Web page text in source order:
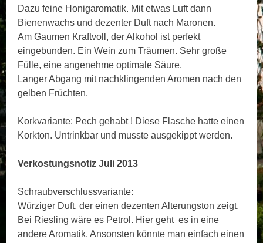
Dazu feine Honigaromatik. Mit etwas Luft dann
Bienenwachs und dezenter Duft nach Maronen.
Am Gaumen Kraftvoll, der Alkohol ist perfekt
eingebunden. Ein Wein zum Träumen. Sehr große
Fülle, eine angenehme optimale Säure.
Langer Abgang mit nachklingenden Aromen nach den
gelben Früchten.
Korkvariante: Pech gehabt ! Diese Flasche hatte einen
Korkton. Untrinkbar und musste ausgekippt werden.
Verkostungsnotiz Juli 2013
Schraubverschlussvariante:
Würziger Duft, der einen dezenten Alterungston zeigt.
Bei Riesling wäre es Petrol. Hier geht es in eine
andere Aromatik. Ansonsten könnte man einfach einen